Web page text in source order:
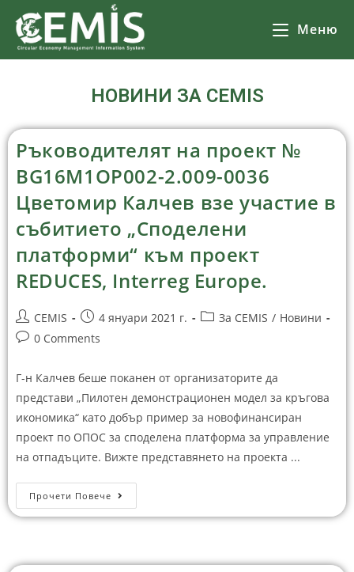
Меню
НОВИНИ ЗА CEMIS
Ръководителят на проект №
BG16M1OP002-2.‎009-0036
Цветомир Калчев взе участие в
събитието „Споделени
платформи“ към проект
REDUCES, Interreg Europe.
CEMIS 4 януари 2021 г. За CEMIS / Новини
0 Comments
Г-н Калчев беше поканен от организаторите да
представи „Пилотен демонстрационен модел за кръгова
икономика“ като добър пример за новофинансиран
проект по ОПОС за споделена платформа за управление
на отпадъците. Вижте представянето на проекта ...
Прочети Повече